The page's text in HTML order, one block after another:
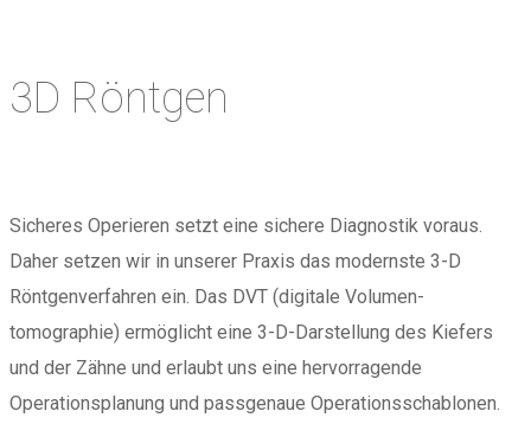
3D Röntgen
Sicheres Operieren setzt eine sichere Diagnostik voraus.
Daher setzen wir in unserer Praxis das modernste 3-D
Röntgenverfahren ein. Das DVT (digitale Volumen-
tomographie) ermöglicht eine 3-D-Darstellung des Kiefers
und der Zähne und erlaubt uns eine hervorragende
Operationsplanung und passgenaue Operationsschablonen.